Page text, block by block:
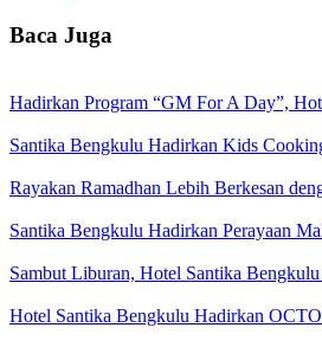
Baca Juga
Hadirkan Program “GM For A Day”,
Santika Bengkulu Hadirkan Kids
Rayakan Ramadhan Lebih Berkesan
Santika Bengkulu Hadirkan Perayaan
Sambut Liburan, Hotel Santika
Hotel Santika Bengkulu Hadirkan